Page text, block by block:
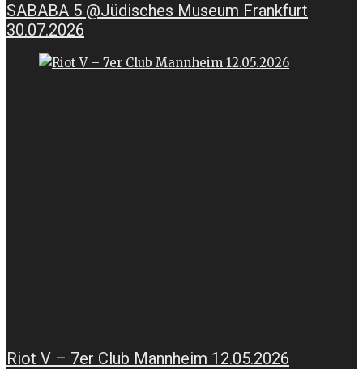
SABABA 5 @Jüdisches Museum Frankfurt
30.07.2026
Riot V – 7er Club Mannheim 12.05.2026